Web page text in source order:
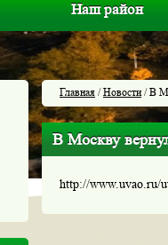
Наш район
Главная /Новости/ В
В Москву
http://www.uvao.ru/